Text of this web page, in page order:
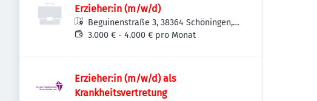
Erzieher:in (m/w/d)
Beguinenstraße 3, 38364 Schöningen,
Deutschland
3.000 € - 4.000 € pro Monat
Erzieher:in (m/w/d) als
Krankheitsvertretung